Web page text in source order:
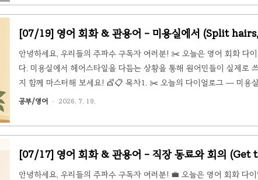
제를 진단한 뒤, 수리 비용과 시간을 안내해 줍니..
[07/19] 영어 회화 & 관용어 - 미용실에서 (Split
안녕하세요, 우리들의 주파수 구독자 여러분! ✂️ 오늘은 영어 회화 다
다. 미용실에서 헤어스타일을 다듬는 상황을 통해 원어민들이 실제로
지 함께 마스터해 보세요! 💇📋 목차1. ✂️ 오늘의 다이얼로그 — 미용
어 5선4. 📝 핵심 표현 & 관용어 요약✂️ 오늘의 다이얼로그 — 미용실
오늘의 관용어 5개가 자연스럽게 대화 속에 녹..
공부/영어 2026. 7. 19.
[07/17] 영어 회화 & 관용어 - 직장 동료와 회의
안녕하세요, 우리들의 주파수 구독자 여러분! 💼 오늘은 영어 회화 다